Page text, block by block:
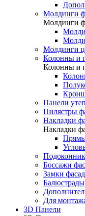
Молдинги
Молдинги
Молдинги
Колонны и
Колонны и
Панели
Пилястры
Накладки
Накладки
Боссажи
Замки
Балюстрады
Для
3D Панели